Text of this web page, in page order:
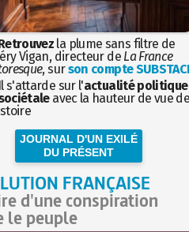
la plume sans filtre de
Vigan, directeur de La France
, surson compte
Il s'attarde sur l'actualité politique
avec la hauteur de vue
JOURNAL D'UN EXILÉ
DU PRÉSENT
FRANÇAISE
d'une conspiration
le peuple